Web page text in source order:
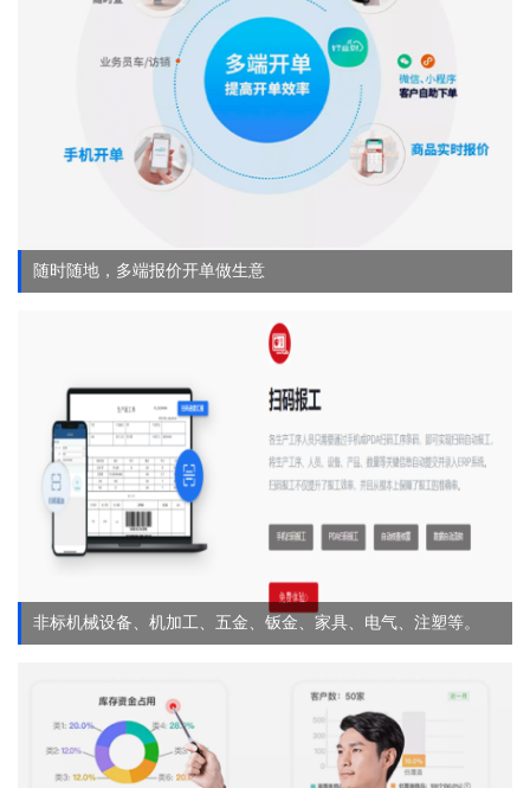
随时随地，多端报价开单做生意
非标机械设备、机加工、五金、钣金、家具、电气、注塑等。